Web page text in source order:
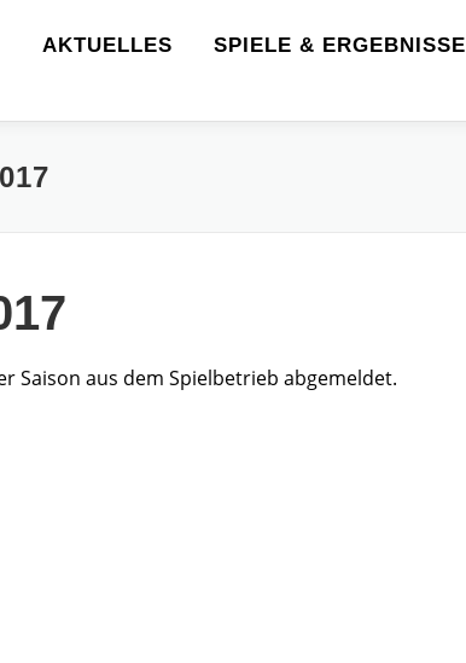
AKTUELLES SPIELE & ERGEBNISSE
Saison aus dem Spielbetrieb abgemeldet.